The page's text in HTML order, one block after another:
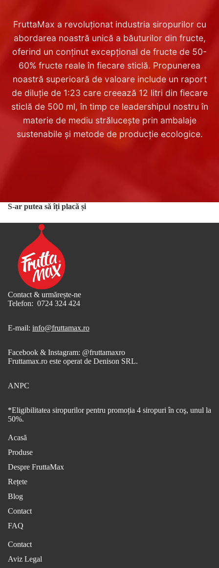
FruttaMax a revoluționat industria siropurilor cu
abordarea noastră unică a băuturilor din fructe,
oferind un conținut excepțional de fructe de 50-
60% fructe reale în fiecare sticlă. Propunerea
noastră superioară de valoare include un raport
de diluție de 1:23 care creează 12 litri din fiecare
sticlă de 500 ml, în timp ce leadershipul nostru în
materie de mediu strălucește prin ambalaje
sustenabile și metode de producție ecologice.
S-ar putea să îți placă și
Contact & urmărește-ne
Telefon: 0724 324 424
E-mail: info@fruttamax.ro
Facebook & Instagram: @fruttamaxro
Fruttamax.ro este operat de Denison SRL.
ANPC
*Eligibilitatea siropurilor pentru promoția 4 siropuri în coş, unul la
50%.
Acasă
Produse
Despre FruttaMax
Rețete
Blog
Contact
FAQ
Contact
Aviz LegalPolitica de confidențialitate